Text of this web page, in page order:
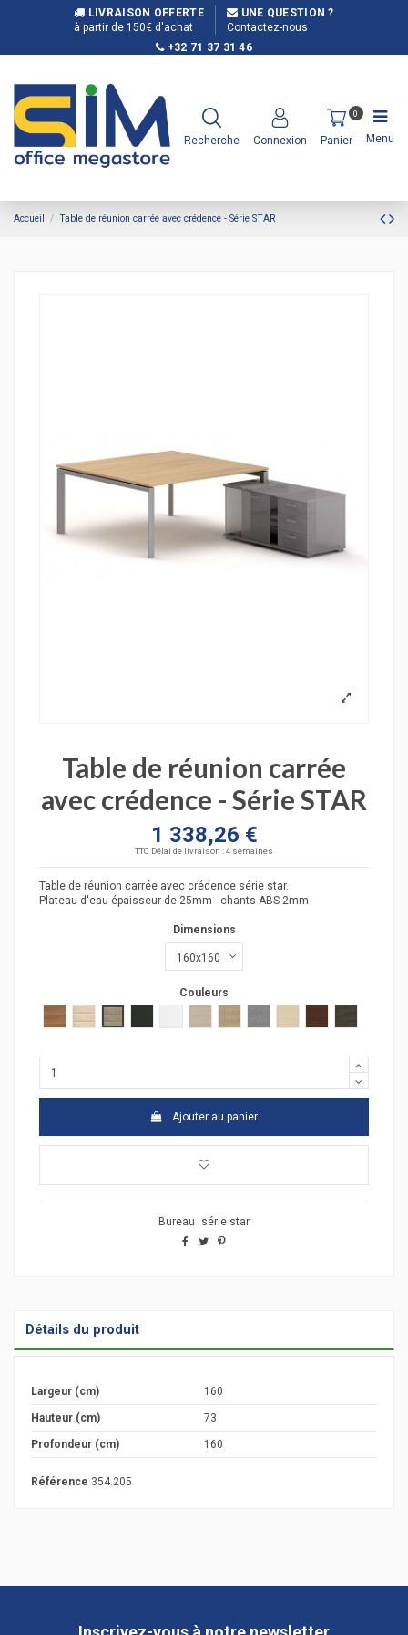
LIVRAISON OFFERTE
à partir de 150€ d'achat
UNE QUESTION ?
Contactez-nous
+32 71 37 31 46
Recherche Connexion
0
Panier Menu
Accueil Table de réunion carrée avec crédence - Série STAR
Table de réunion carrée
avec crédence - Série STAR
1 338,26 €
TTC Délai de livraison : 4 semaines
Table de réunion carrée avec crédence série star.
Plateau d'eau épaisseur de 25mm - chants ABS 2mm
Dimensions
Couleurs
poirieracacia clairacacia fonçé
Ajouter au panier
Bureau série star
Détails du produit
Largeur (cm) 160
Hauteur (cm) 73
Profondeur (cm) 160
Référence 354.205